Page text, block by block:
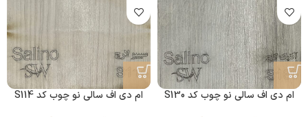
ام دی اف سالی نو چوب کد S130
ام دی اف سالی نو چوب کد S114